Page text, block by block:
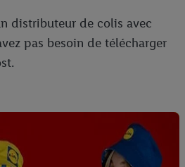
distributeur de colis avec
pas besoin de télécharger